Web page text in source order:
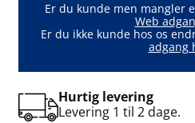
Er du kunde men mangler
Web
Er du ikke kunde hos os
adgang
Hurtig levering
Levering 1 til 2 dage.